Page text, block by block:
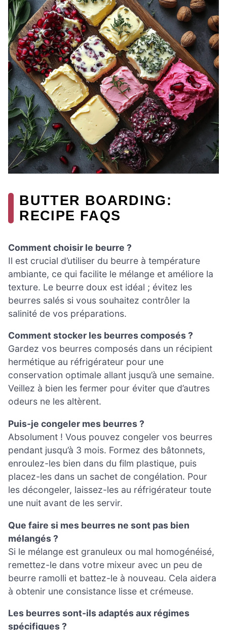
BUTTER BOARDING:
RECIPE FAQS
Comment choisir le beurre ?
Il est crucial d’utiliser du beurre à température
ambiante, ce qui facilite le mélange et améliore la
texture. Le beurre doux est idéal ; évitez les
beurres salés si vous souhaitez contrôler la
salinité de vos préparations.
Comment stocker les beurres composés ?
Gardez vos beurres composés dans un récipient
hermétique au réfrigérateur pour une
conservation optimale allant jusqu’à une semaine.
Veillez à bien les fermer pour éviter que d’autres
odeurs ne les altèrent.
Puis-je congeler mes beurres ?
Absolument ! Vous pouvez congeler vos beurres
pendant jusqu’à 3 mois. Formez des bâtonnets,
enroulez-les bien dans du film plastique, puis
placez-les dans un sachet de congélation. Pour
les décongeler, laissez-les au réfrigérateur toute
une nuit avant de les servir.
Que faire si mes beurres ne sont pas bien
mélangés ?
Si le mélange est granuleux ou mal homogénéisé,
remettez-le dans votre mixeur avec un peu de
beurre ramolli et battez-le à nouveau. Cela aidera
à obtenir une consistance lisse et crémeuse.
Les beurres sont-ils adaptés aux régimes
spécifiques ?